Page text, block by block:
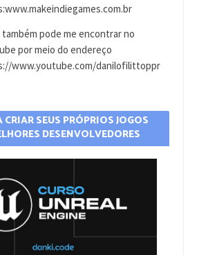
também pode me encontrar no
por meio do endereço
www.youtube.com/danilofilittoppr
SEUS PRÓPRIOS JOGOS
DESENVOLVEDORES